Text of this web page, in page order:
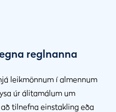
reglnanna
leikmönnum í almennum
úr álitamálum um
tilnefna einstakling eða